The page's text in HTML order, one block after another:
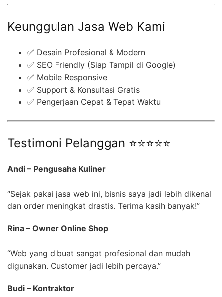
Keunggulan Jasa Web Kami
✅ Desain Profesional & Modern
✅ SEO Friendly (Siap Tampil di Google)
✅ Mobile Responsive
✅ Support & Konsultasi Gratis
✅ Pengerjaan Cepat & Tepat Waktu
Testimoni Pelanggan ⭐⭐⭐⭐⭐
Andi – Pengusaha Kuliner
“Sejak pakai jasa web ini, bisnis saya jadi lebih dikenal
dan order meningkat drastis. Terima kasih banyak!”
Rina – Owner Online Shop
“Web yang dibuat sangat profesional dan mudah
digunakan. Customer jadi lebih percaya.”
Budi – Kontraktor